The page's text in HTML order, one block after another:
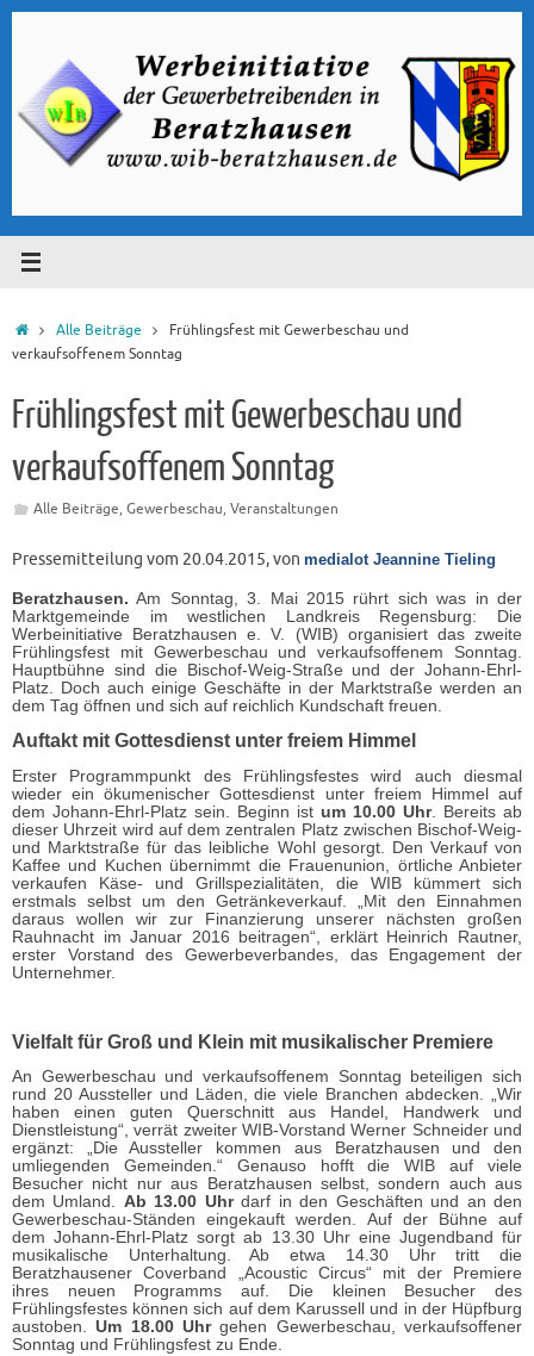
Zum
springen
StartAlle Beiträge
Frühlingsfest mit Gewerbeschau und
verkaufsoffenem Sonntag
Frühlingsfest mit Gewerbeschau und
verkaufsoffenem Sonntag
Alle Beiträge, Gewerbeschau, Veranstaltungen
Pressemitteilung vom 20.04.2015, von medialot Jeannine Tieling
Beratzhausen. Am Sonntag, 3. Mai 2015 rührt sich was in der
Marktgemeinde im westlichen Landkreis Regensburg: Die
Werbeinitiative Beratzhausen e. V. (WIB) organisiert das zweite
Frühlingsfest mit Gewerbeschau und verkaufsoffenem Sonntag.
Hauptbühne sind die Bischof-Weig-Straße und der Johann-Ehrl-
Platz. Doch auch einige Geschäfte in der Marktstraße werden an
dem Tag öffnen und sich auf reichlich Kundschaft freuen.
Auftakt mit Gottesdienst unter freiem Himmel
Erster Programmpunkt des Frühlingsfestes wird auch diesmal
wieder ein ökumenischer Gottesdienst unter freiem Himmel auf
dem Johann-Ehrl-Platz sein. Beginn ist um 10.00 Uhr. Bereits ab
dieser Uhrzeit wird auf dem zentralen Platz zwischen Bischof-Weig-
und Marktstraße für das leibliche Wohl gesorgt. Den Verkauf von
Kaffee und Kuchen übernimmt die Frauenunion, örtliche Anbieter
verkaufen Käse- und Grillspezialitäten, die WIB kümmert sich
erstmals selbst um den Getränkeverkauf. „Mit den Einnahmen
daraus wollen wir zur Finanzierung unserer nächsten großen
Rauhnacht im Januar 2016 beitragen“, erklärt Heinrich Rautner,
erster Vorstand des Gewerbeverbandes, das Engagement der
Unternehmer.
Vielfalt für Groß und Klein mit musikalischer Premiere
An Gewerbeschau und verkaufsoffenem Sonntag beteiligen sich
rund 20 Aussteller und Läden, die viele Branchen abdecken. „Wir
haben einen guten Querschnitt aus Handel, Handwerk und
Dienstleistung“, verrät zweiter WIB-Vorstand Werner Schneider und
ergänzt: „Die Aussteller kommen aus Beratzhausen und den
umliegenden Gemeinden.“ Genauso hofft die WIB auf viele
Besucher nicht nur aus Beratzhausen selbst, sondern auch aus
dem Umland. Ab 13.00 Uhrdarf in den Geschäften und an den
Gewerbeschau-Ständen eingekauft werden. Auf der Bühne auf
dem Johann-Ehrl-Platz sorgt ab 13.30 Uhr eine Jugendband für
musikalische Unterhaltung. Ab etwa 14.30 Uhr tritt die
Beratzhausener Coverband „Acoustic Circus“ mit der Premiere
ihres neuen Programms auf. Die kleinen Besucher des
Frühlingsfestes können sich auf dem Karussell und in der Hüpfburg
austoben.Um 18.00 Uhrgehen Gewerbeschau, verkaufsoffener
Sonntag und Frühlingsfest zu Ende.